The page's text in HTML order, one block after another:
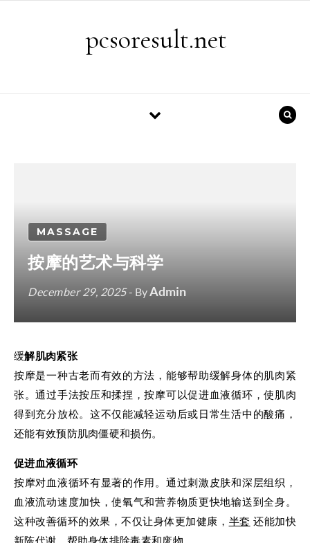
pcsoresult.net
MASSAGE
按摩的艺术与科学
December 29, 2025- ByAdmin
缓解肌肉紧张
按摩是一种古老而有效的方法，能够帮助缓解身体的肌肉紧
张。通过手法按压和揉捏，按摩可以促进血液循环，使肌肉
得到充分放松。这不仅能减轻运动后或日常生活中的酸痛，
还能有效预防肌肉僵硬和损伤。
促进血液循环
按摩对血液循环有显著的作用。通过刺激皮肤和深层组织，
血液流动速度加快，使氧气和营养物质更快地输送到全身。
这种改善循环的效果，不仅让身体更加健康， 半套 还能加快